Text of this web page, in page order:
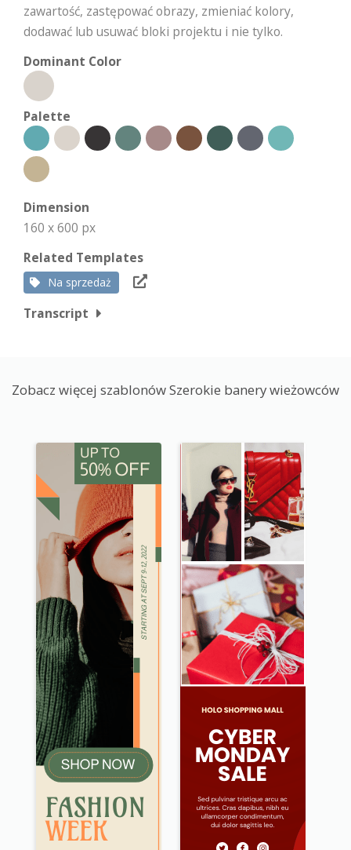
zawartość, zastępować obrazy, zmieniać kolory,
dodawać lub usuwać bloki projektu i nie tylko.
Dominant Color
Palette
Dimension
160 x 600 px
Related Templates
Na sprzedaż
Transcript
Zobacz więcej szablonów Szerokie banery wieżowców